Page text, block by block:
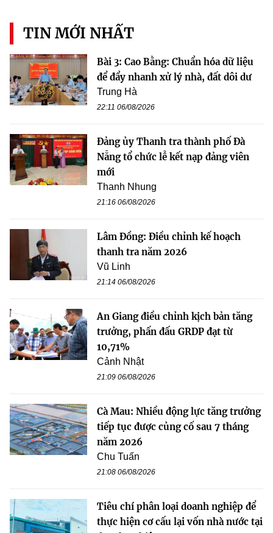
TIN MỚI NHẤT
Bài 3: Cao Bằng: Chuẩn hóa dữ liệu
để đẩy nhanh xử lý nhà, đất dôi dư
Trung Hà
22:11 06/08/2026
Đảng ủy Thanh tra thành phố Đà
Nẵng tổ chức lễ kết nạp đảng viên
mới
Thanh Nhung
21:16 06/08/2026
Lâm Đồng: Điều chỉnh kế hoạch
thanh tra năm 2026
Vũ Linh
21:14 06/08/2026
An Giang điều chỉnh kịch bản tăng
trưởng, phấn đấu GRDP đạt từ
10,71%
Cảnh Nhật
21:09 06/08/2026
Cà Mau: Nhiều động lực tăng trưởng
tiếp tục được củng cố sau 7 tháng
năm 2026
Chu Tuấn
21:08 06/08/2026
Tiêu chí phân loại doanh nghiệp để
thực hiện cơ cấu lại vốn nhà nước tại